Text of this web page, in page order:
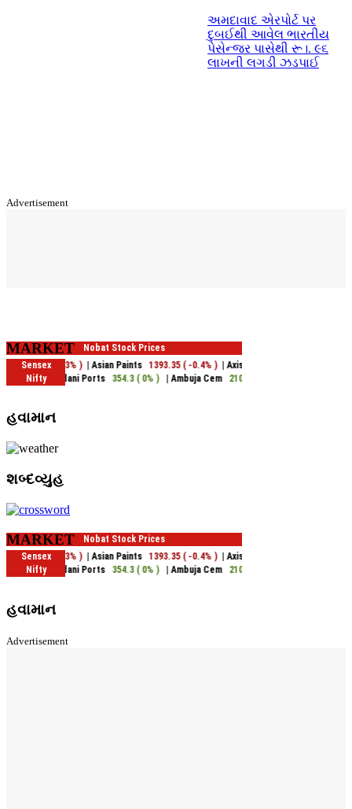
અમદાવાદ એરપોર્ટ પર
દુબઈથી આવેલ ભારતીય
પેસેન્જર પાસેથી રૂ।. ૯૬
લાખની લગડી ઝડપાઈ
Advertisement
MARKET
હવામાન
શબ્દવ્યુહ
MARKET
હવામાન
Advertisement